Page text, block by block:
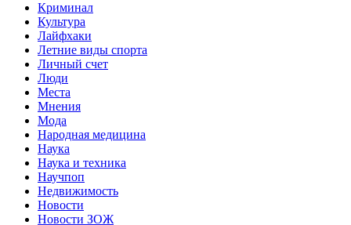
Криминал
Культура
Лайфхаки
Летние виды спорта
Личный счет
Люди
Места
Мнения
Мода
Народная медицина
Наука
Наука и техника
Научпоп
Недвижимость
Новости
Новости ЗОЖ